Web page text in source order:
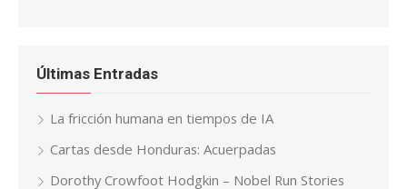
Últimas Entradas
La fricción humana en tiempos de IA
Cartas desde Honduras: Acuerpadas
Dorothy Crowfoot Hodgkin – Nobel Run Stories